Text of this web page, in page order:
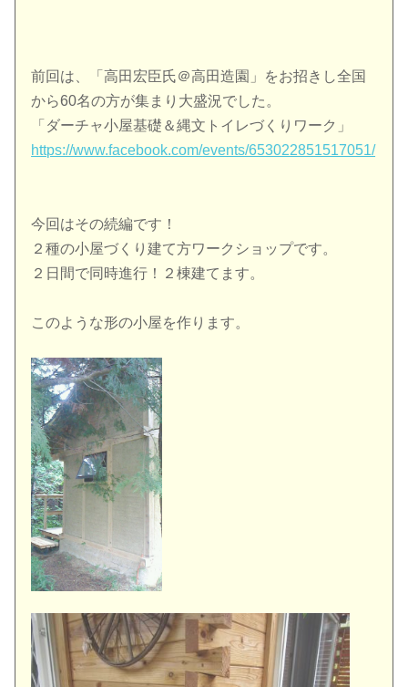
前回は、「高田宏臣氏＠高田造園」をお招きし全国
から60名の方が集まり大盛況でした。
「ダーチャ小屋基礎＆縄文トイレづくりワーク」
https://www.facebook.com/events/653022851517051/
今回はその続編です！
２種の小屋づくり建て方ワークショップです。
２日間で同時進行！２棟建てます。
このような形の小屋を作ります。